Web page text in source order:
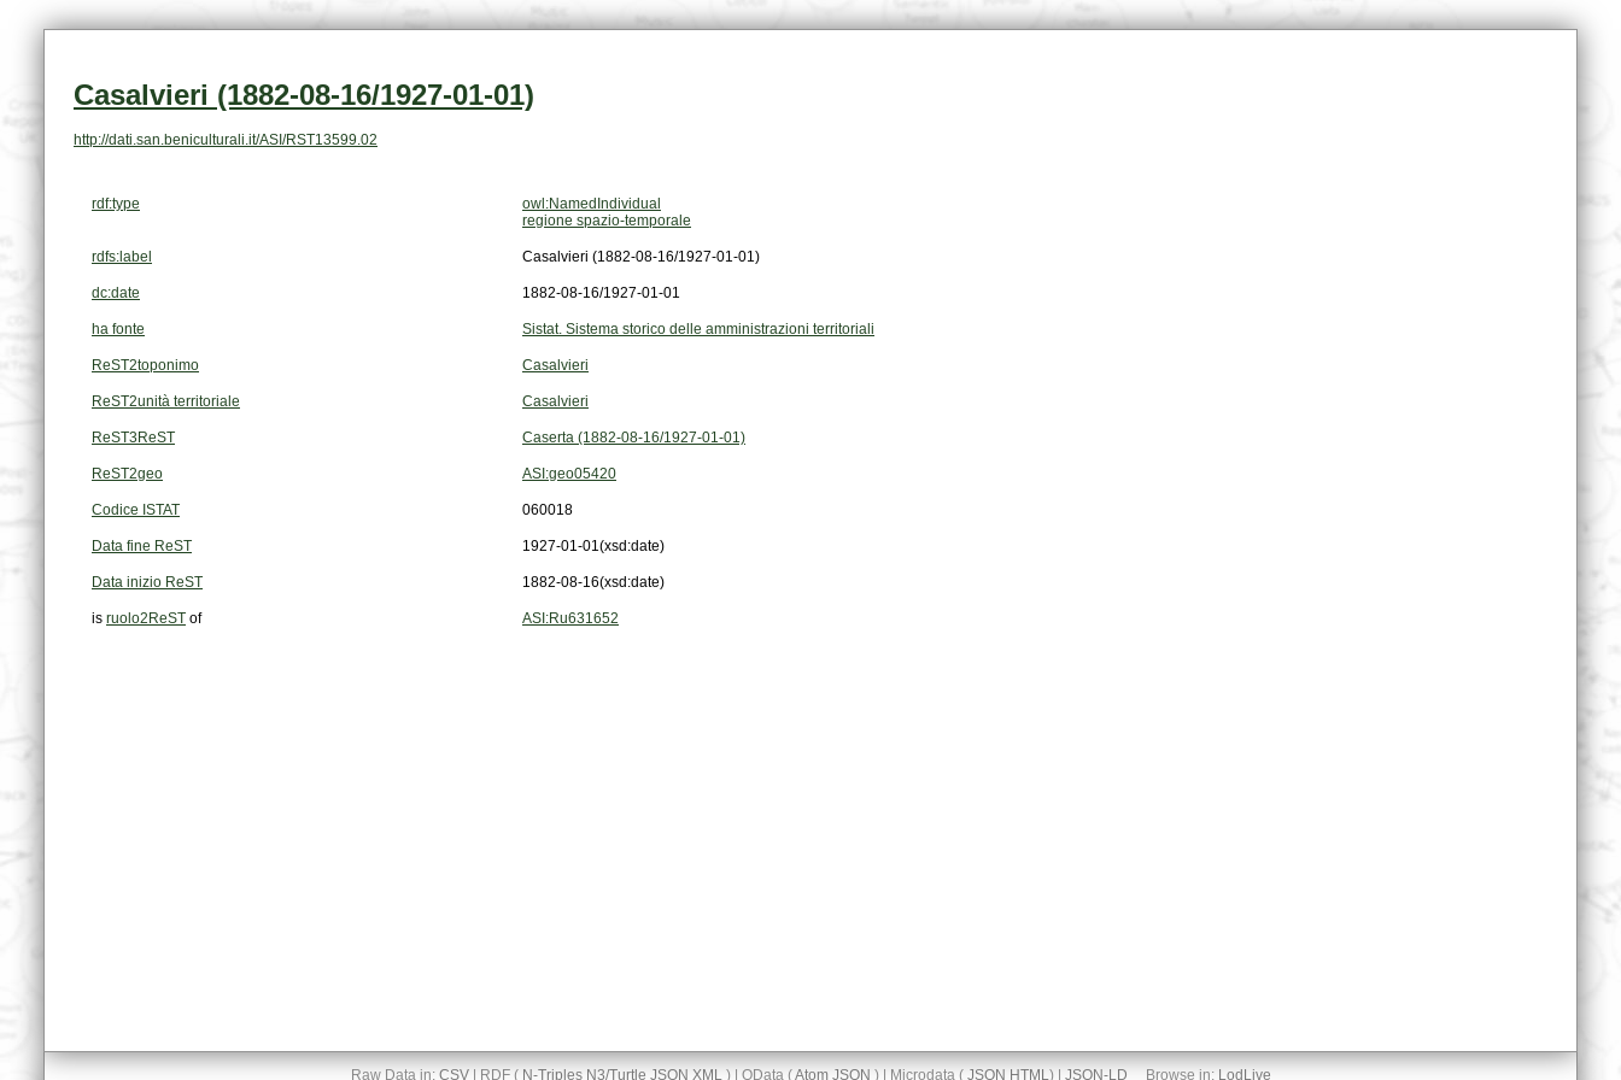
Casalvieri (1882-08-16/1927-01-01)
http://dati.san.beniculturali.it/ASI/RST13599.02
rdf:type
owl:NamedIndividual
regione spazio-temporale
rdfs:label Casalvieri (1882-08-16/1927-01-01)
dc:date 1882-08-16/1927-01-01
ha fonte Sistat. Sistema storico delle amministrazioni territoriali
ReST2toponimo Casalvieri
ReST2unità territoriale Casalvieri
ReST3ReST Caserta (1882-08-16/1927-01-01)
ReST2geo ASI:geo05420
Codice ISTAT 060018
Data fine ReST 1927-01-01(xsd:date)
Data inizio ReST 1882-08-16(xsd:date)
is ruolo2ReST of ASI:Ru631652
Raw Data in: CSV| RDF ( N-Triples N3/Turtle JSON XML) | OData (Atom JSON ) | Microdata ( JSON HTML) | JSON-LD Browse in: LodLive